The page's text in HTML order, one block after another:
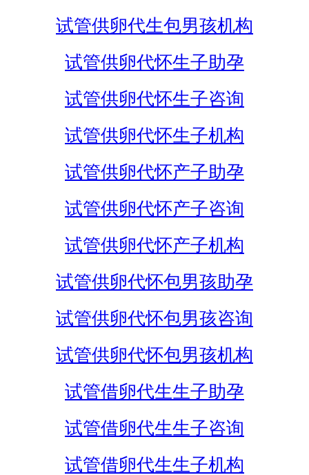
试管供卵代生包男孩机构
试管供卵代怀生子助孕
试管供卵代怀生子咨询
试管供卵代怀生子机构
试管供卵代怀产子助孕
试管供卵代怀产子咨询
试管供卵代怀产子机构
试管供卵代怀包男孩助孕
试管供卵代怀包男孩咨询
试管供卵代怀包男孩机构
试管借卵代生生子助孕
试管借卵代生生子咨询
试管借卵代生生子机构